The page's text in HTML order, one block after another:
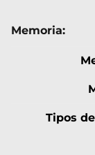
Memoria:
Tipos